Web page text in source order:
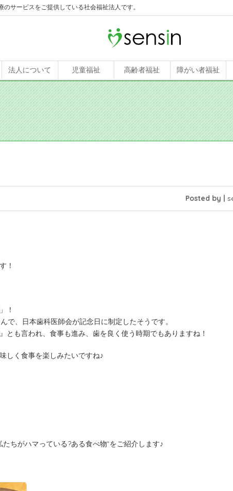
サービスをご提供している社会福祉法人です。
法人について 児童福祉 高齢者福祉 障がい者福祉
Posted by |
！
！
で、日本歯科医師会が記念日に制定したそうです。
とも言われ、食事も進み、歯を良く使う時期でもありますね！
しく食事を楽しみたいですね♪
たちがハマっている?ある食べ物”をご紹介します♪